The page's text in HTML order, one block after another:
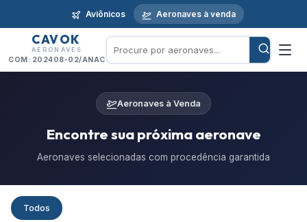
Aviônicos Aeronaves à venda
CAVOK
AERONAVES
COM: 202408-02/ANAC
Aeronaves à Venda
Encontre sua próxima aeronave
Aeronaves selecionadas com procedência garantida
Todos